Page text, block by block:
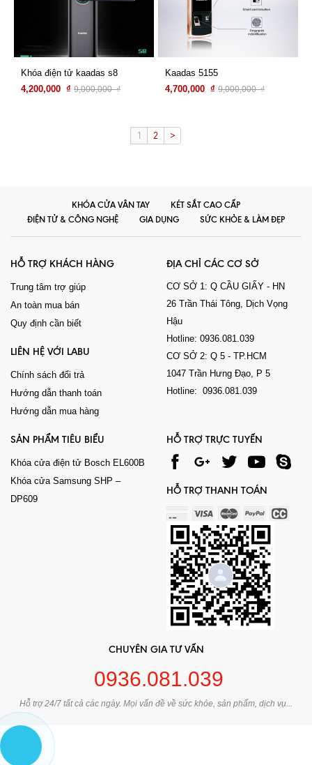
Khóa điện tử kaadas s8
4,200,000 ₫ 9,000,000 ₫
Kaadas 5155
4,700,000 ₫ 9,000,000 ₫
1 2 >
KHÓA CỬA VÂN TAY
KÉT SẮT CAO CẤP
ĐIỆN TỬ & CÔNG NGHỆ
GIA DỤNG SỨC KHỎE & LÀM ĐẸP
HỖ TRỢ KHÁCH HÀNG
Trung tâm trợ giúp
An toàn mua bán
Quy định cần biết
LIÊN HỆ VỚI LABU
Chính sách đổi trả
Hướng dẫn thanh toán
Hướng dẫn mua hàng
ĐỊA CHỈ CÁC CƠ SỞ
CƠ SỞ 1: Q CẦU GIẤY - HN
26 Trần Thái Tông, Dịch Vọng
Hậu
Hotline: 0936.081.039
CƠ SỞ 2: Q 5 - TP.HCM
1047 Trần Hưng Đạo, P 5
Hotline: 0936.081.039
SẢN PHẨM TIÊU BIỂU
Khóa cửa điện tử Bosch EL600B
Khóa cửa Samsung SHP –
DP609
HỖ TRỢ TRỰC TUYẾN
HỖ TRỢ THANH TOÁN
CHUYÊN GIA TƯ VẤN
0936.081.039
Hỗ trợ 24/7 tất cả các ngày. Mọi vấn đề về sức khỏe, sản phẩm, dịch vụ...